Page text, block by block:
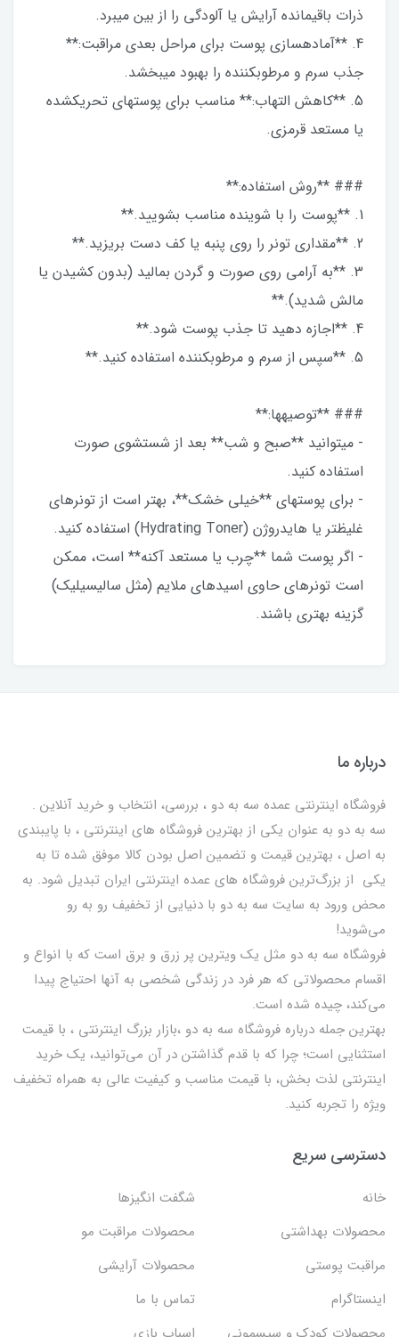
ذرات باقیمانده آرایش یا آلودگی را از بین میبرد.
4. **آمادهسازی پوست برای مراحل بعدی مراقبت:**
جذب سرم و مرطوبکننده را بهبود میبخشد.
5. **کاهش التهاب:** مناسب برای پوستهای تحریکشده
یا مستعد قرمزی.
### **روش استفاده:**
1. **پوست را با شوینده مناسب بشویید.**
2. **مقداری تونر را روی پنبه یا کف دست بریزید.**
3. **به آرامی روی صورت و گردن بمالید (بدون کشیدن یا
مالش شدید).**
4. **اجازه دهید تا جذب پوست شود.**
5. **سپس از سرم و مرطوبکننده استفاده کنید.**
### **توصیهها:**
- میتوانید **صبح و شب** بعد از شستشوی صورت
استفاده کنید.
- برای پوستهای **خیلی خشک**، بهتر است از تونرهای
غلیظتر یا هایدروژن (Hydrating Toner) استفاده کنید.
- اگر پوست شما **چرب یا مستعد آکنه** است، ممکن
است تونرهای حاوی اسیدهای ملایم (مثل سالیسیلیک)
گزینه بهتری باشند.
درباره ما
فروشگاه اینترنتی عمده سه به دو ، بررسی، انتخاب و خرید آنلاین .
سه به دو به عنوان یکی از بهترين فروشگاه های اینترنتی ، با پایبندی
به اصل ، بهترين قيمت و تضمین اصل‌ بودن کالا موفق شده تا به
يكي از بزرگ‌ترين فروشگاه هاي عمده اینترنتی ایران تبدیل شود. به
محض ورود به سایت سه به دو با دنیایی از تخفيف رو به رو
می‌شوید!
فروشگاه سه به دو مثل یک ویترین پر زرق و برق است که با انواع و
اقسام محصولاتی که هر فرد در زندگی شخصی به آنها احتیاج پیدا
می‌کند، چیده شده است.
بهترين جمله درباره فروشگاه سه به دو ،بازار بزرگ اینترنتی ، با قيمت
استثنايي است؛ چرا که با قدم گذاشتن در آن می‌توانید، یک خرید
اینترنتی لذت بخش، با قیمت مناسب و کیفیت عالی به همراه تخفیف
ویژه را تجربه کنید.
دسترسی سریع
خانه
شگفت انگيزها
محصولات بهداشتي
محصولات مراقبت مو
مراقبت پوستی
محصولات آرایشی
اینستاگرام
تماس با ما